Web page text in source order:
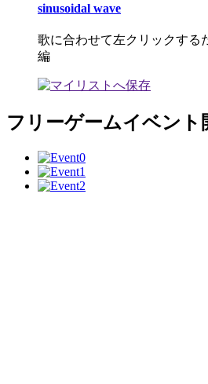
sinusoidal wave
歌に合わせて左クリックする
編
フリーゲームイベント